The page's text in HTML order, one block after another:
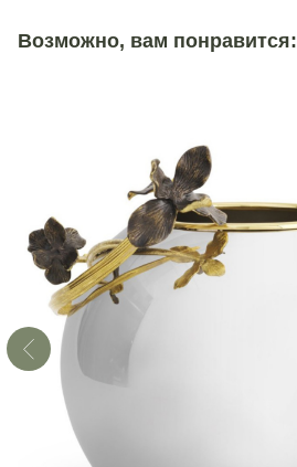
Возможно, вам понравится: